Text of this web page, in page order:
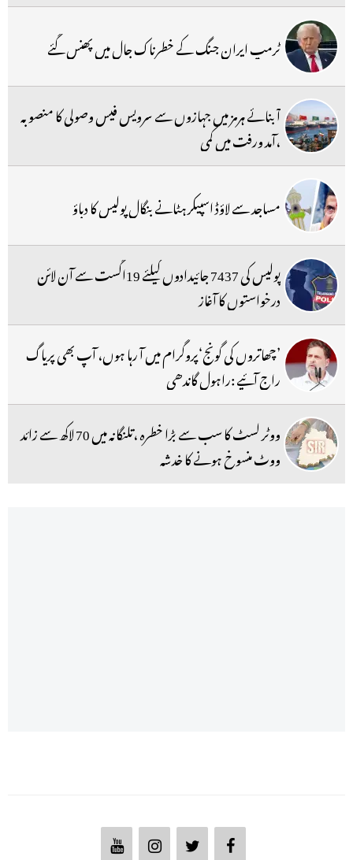
ٹرمپ ایران جنگ کے خطرناک جال میں پھنس گئے
آبنائے ہرمز میں جہازوں سے سرویس فیس وصولی کا منصوبہ
،آمد ورفت میں کمی
مساجد سے لاؤڈ اسپیکر ہٹانے بنگال پولیس کا دباؤ
پولیس کی 7437 جائیدادوں کیلئے 19اگست سے آن لائن
درخواستوں کا آغاز
’چھاتروں کی گونج‘پروگرام میں آ رہا ہوں، آپ بھی پریاگ
راج آئیے :راہول گاندھی
ووٹر لسٹ کا سب سے بڑا خطرہ ،تلنگانہ میں 70 لاکھ سے زائد
ووٹ منسوخ ہونے کا خدشہ